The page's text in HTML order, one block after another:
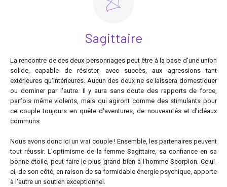
Sagittaire
La rencontre de ces deux personnages peut être à la base d'une union
solide, capable de résister, avec succès, aux agressions tant
extérieures qu'intérieures. Aucun des deux ne se laissera domestiquer
ou dominer par l'autre. Il y aura sans doute des rapports de force,
parfois même violents, mais qui agiront comme des stimulants pour
ce couple toujours en quête d'aventures, de nouveautés et d'idéaux
communs.
Nous avons donc ici un vrai couple ! Ensemble, les partenaires peuvent
tout réussir. L'optimisme de la femme Sagittaire, sa confiance en sa
bonne étoile, peut faire le plus grand bien à l'homme Scorpion. Celui-
ci, de son côté, en raison de sa formidable énergie psychique, apporte
à l'autre un soutien exceptionnel.